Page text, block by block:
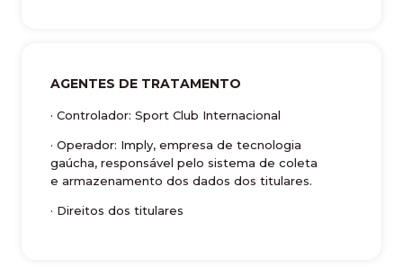
AGENTES DE TRATAMENTO
· Controlador: Sport Club Internacional
· Operador: Imply, empresa de tecnologia
gaúcha, responsável pelo sistema de coleta
e armazenamento dos dados dos titulares.
· Direitos dos titulares